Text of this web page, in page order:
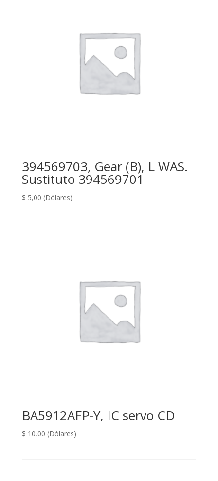
394569703, Gear (B), L WAS.
Sustituto 394569701
$ 5,00 (Dólares)
BA5912AFP-Y, IC servo CD
$ 10,00 (Dólares)